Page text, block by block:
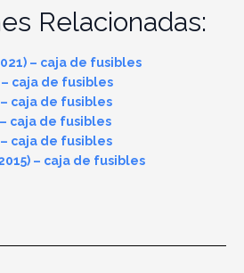
Relacionadas:
– caja de fusibles
– caja de fusibles
– caja de fusibles
caja de fusibles
– caja de fusibles
– caja de fusibles